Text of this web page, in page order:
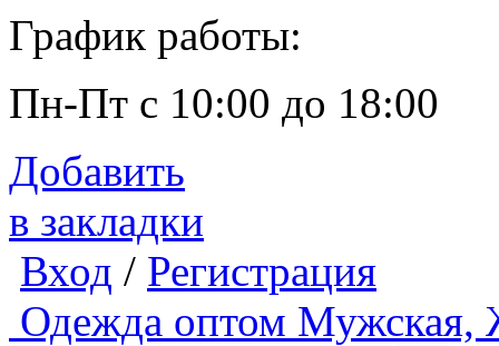
График работы:
Пн-Пт с 10:00 до 18:00
Добавить
в закладки
Вход / Регистрация
Одежда оптом Мужская,